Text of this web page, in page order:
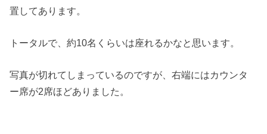
置してあります。
トータルで、約10名くらいは座れるかなと思います。
写真が切れてしまっているのですが、右端にはカウンタ
ー席が2席ほどありました。